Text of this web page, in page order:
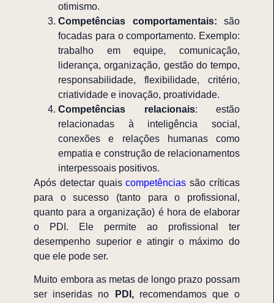
otimismo.
Competências comportamentais: são
focadas para o comportamento. Exemplo:
trabalho em equipe, comunicação,
liderança, organização, gestão do tempo,
responsabilidade, flexibilidade, critério,
criatividade e inovação, proatividade.
Competências relacionais: estão
relacionadas à inteligência social,
conexões e relações humanas como
empatia e construção de relacionamentos
interpessoais positivos.
Após detectar quaiscompetências são críticas
para o sucesso (tanto para o profissional,
quanto para a organização) é hora de elaborar
o PDI. Ele permite ao profissional ter
desempenho superior e atingir o máximo do
que ele pode ser.
Muito embora as metas de longo prazo possam
ser inseridas no PDI,recomendamos que o